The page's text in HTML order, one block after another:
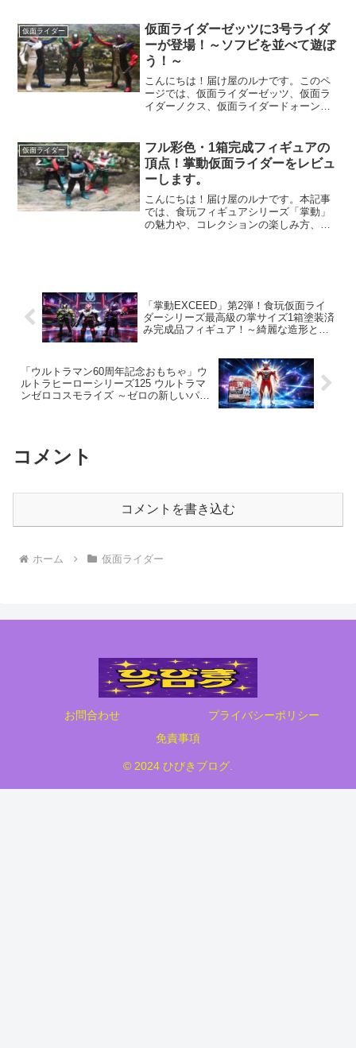
したいと思います。 私がゲットしたの
は、仮面ライ...
仮面ライダー
仮面ライダーゼッツに3号ライダ
ーが登場！～ソフビを並べて遊ぼ
う！～
こんにちは！届け屋のルナです。このペ
ージでは、仮面ライダーゼッツ、仮面ラ
イダーノクス、仮面ライダードォーンの
ィリエイトリンクを使用しています。紹
介している商品を通じ...
仮面ライダー
フル彩色・1箱完成フィギュアの
頂点！掌動仮面ライダーをレビュ
ーします。
こんにちは！届け屋のルナです。本記事
では、食玩フィギュアシリーズ「掌動」
の魅力や、コレクションの楽しみ方、私
「掌動EXCEED」第2弾！食玩仮面ライ
ダーシリーズ最高級の掌サイズ1箱塗装済
み完成品フィギュア！～綺麗な造形と塗
「ウルトラマン60周年記念おもちゃ」ウ
ルトラヒーローシリーズ125 ウルトラマ
ンゼロコスモライズ ～ゼロの新しいパワ
コメント
コメントを書き込む
ホーム 仮面ライダー
お問合わせ
プライバシーポリシー
免責事項
© 2024 ひびきブログ.